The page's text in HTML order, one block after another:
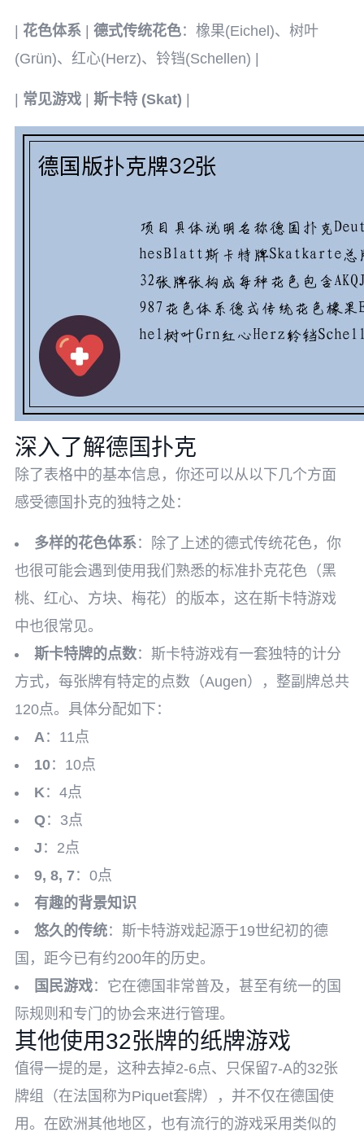
花色体系 德式传统花色：橡果(Eichel)、树叶
(Grün)、红心(Herz)、铃铛(Schellen) |
常见游戏 斯卡特 (Skat)
深入了解德国扑克
除了表格中的基本信息，你还可以从以下几个方面
感受德国扑克的独特之处：
多样的花色体系：除了上述的德式传统花色，你
也很可能会遇到使用我们熟悉的标准扑克花色（黑
桃、红心、方块、梅花）的版本，这在斯卡特游戏
中也很常见。
斯卡特牌的点数：斯卡特游戏有一套独特的计分
方式，每张牌有特定的点数（Augen），整副牌总共
120点。具体分配如下：
A：11点
10：10点
K：4点
Q：3点
J ：2点
9, 8, 7：0点
有趣的背景知识
悠久的传统：斯卡特游戏起源于19世纪初的德
国，距今已有约200年的历史。
国民游戏：它在德国非常普及，甚至有统一的国
际规则和专门的协会来进行管理。
其他使用32张牌的纸牌游戏
值得一提的是，这种去掉2-6点、只保留7-A的32张
牌组（在法国称为Piquet套牌），并不仅在德国使
用。在欧洲其他地区，也有流行的游戏采用类似的